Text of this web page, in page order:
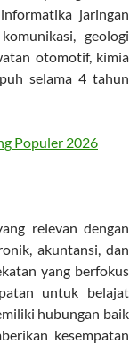
jaringan
geologi
otomotif, kimia
selama 4 tahun
Populer 2026
relevan dengan
akuntansi, dan
yang berfokus
untuk belajat
hubungan baik
kesempatan